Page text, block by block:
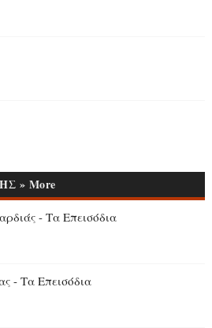
» More
- Τα Επεισόδια
- Τα Επεισόδια